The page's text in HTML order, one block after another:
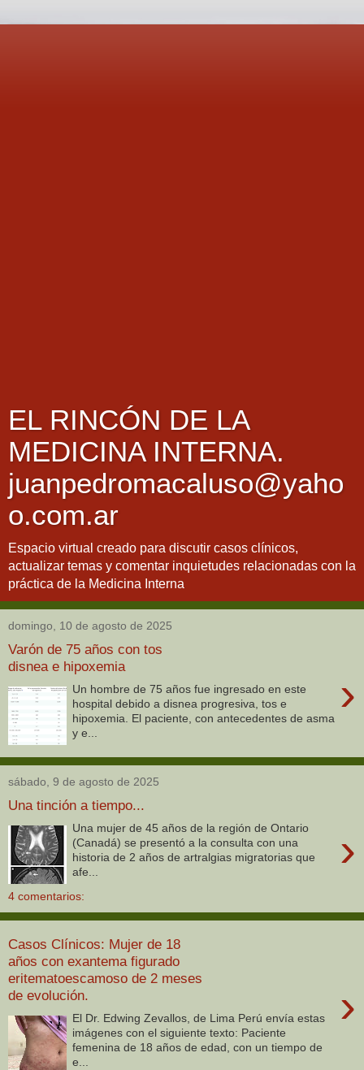
EL RINCÓN DE LA
MEDICINA INTERNA.
juanpedromacaluso@yaho
o.com.ar
Espacio virtual creado para discutir casos clínicos,
actualizar temas y comentar inquietudes relacionadas con la
práctica de la Medicina Interna
domingo, 10 de agosto de 2025
Varón de 75 años con tos
disnea e hipoxemia
›
Un hombre de 75 años fue ingresado en este
hospital debido a disnea progresiva, tos e
hipoxemia. El paciente, con antecedentes de asma
y e...
sábado, 9 de agosto de 2025
Una tinción a tiempo...
›
Una mujer de 45 años de la región de Ontario
(Canadá) se presentó a la consulta con una
historia de 2 años de artralgias migratorias que
afe...
4 comentarios:
Casos Clínicos: Mujer de 18
años con exantema figurado
eritematoescamoso de 2 meses
de evolución.
›
El Dr. Edwing Zevallos, de Lima Perú envía estas
imágenes con el siguiente texto: Paciente
femenina de 18 años de edad, con un tiempo de
e...